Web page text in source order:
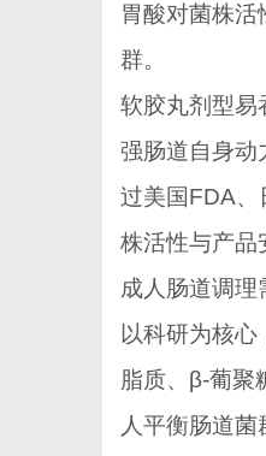
胃酸对菌株
群。
软胶丸剂型易
强肠道自身动
过美国FDA、
株活性与产品
成人肠道调
以科研为核
脂质、 β-葡聚
人平衡肠道